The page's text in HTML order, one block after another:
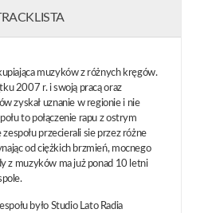
muzyków z różnych kręgów.
2007 r. i swoją pracą oraz
zyskał uznanie w regionie i nie
to połączenie rapu z ostrym
przecierali sie przez różne
od ciężkich brzmień, mocnego
z muzyków ma już ponad 10 letni
było Studio Lato Radia